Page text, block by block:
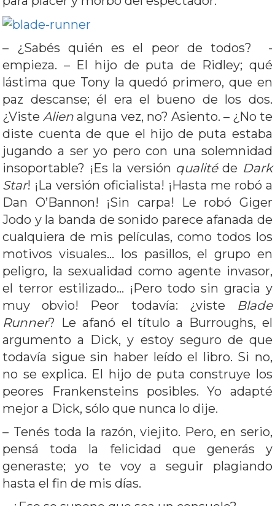
– ¿Sabés quién es el peor de todos? -
empieza. – El hijo de puta de Ridley; qué
lástima que Tony la quedó primero, que en
paz descanse; él era el bueno de los dos.
¿VisteAlien alguna vez, no? Asiento. – ¿No te
diste cuenta de que el hijo de puta estaba
jugando a ser yo pero con una solemnidad
insoportable? ¡Es la versión qualitéde Dark
Star! ¡La versión oficialista! ¡Hasta me robó a
Dan O’Bannon! ¡Sin carpa! Le robó Giger
Jodo y la banda de sonido parece afanada de
cualquiera de mis películas, como todos los
motivos visuales… los pasillos, el grupo en
peligro, la sexualidad como agente invasor,
el terror estilizado… ¡Pero todo sin gracia y
muy obvio! Peor todavía: ¿viste
Blade
Runner? Le afanó el título a Burroughs, el
argumento a Dick, y estoy seguro de que
todavía sigue sin haber leído el libro. Si no,
no se explica. El hijo de puta construye los
peores Frankensteins posibles. Yo adapté
mejor a Dick, sólo que nunca lo dije.
– Tenés toda la razón, viejito. Pero, en serio,
pensá toda la felicidad que generás y
generaste; yo te voy a seguir plagiando
hasta el fin de mis días.